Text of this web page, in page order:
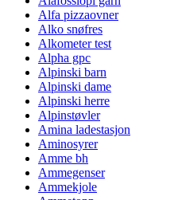
Alfa pizzaovner
Alko snøfres
Alkometer test
Alpha gpc
Alpinski barn
Alpinski dame
Alpinski herre
Alpinstøvler
Amina ladestasjon
Aminosyrer
Amme bh
Ammegenser
Ammekjole